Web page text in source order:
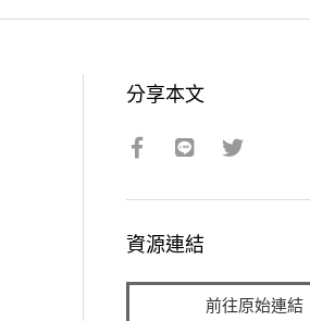
分享本文
資源連結
前往原始連結